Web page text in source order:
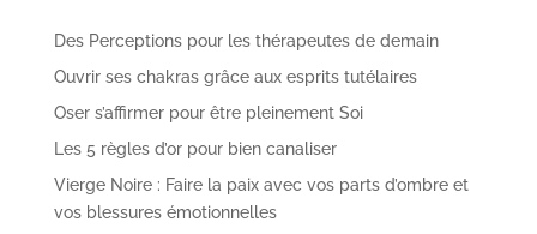
Des Perceptions pour les thérapeutes de demain
Ouvrir ses chakras grâce aux esprits tutélaires
Oser s’affirmer pour être pleinement Soi
Les 5 règles d’or pour bien canaliser
Vierge Noire : Faire la paix avec vos parts d’ombre et
vos blessures émotionnelles